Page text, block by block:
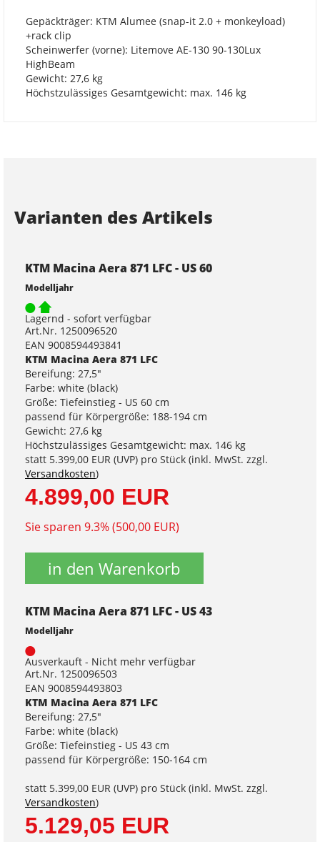
Gepäckträger: KTM Alumee (snap-it 2.0 + monkeyload)
+rack clip
Scheinwerfer (vorne): Litemove AE-130 90-130Lux
HighBeam
Gewicht: 27,6 kg
Höchstzulässiges Gesamtgewicht: max. 146 kg
Varianten des Artikels
KTM Macina Aera 871 LFC - US 60
Modelljahr
Lagernd - sofort verfügbar
Art.Nr. 1250096520
EAN 9008594493841
KTM Macina Aera 871 LFC
Bereifung: 27,5"
Farbe: white (black)
Größe: Tiefeinstieg - US 60 cm
passend für Körpergröße: 188-194 cm
Gewicht: 27,6 kg
Höchstzulässiges Gesamtgewicht: max. 146 kg
statt 5.399,00 EUR (UVP) pro Stück (inkl. MwSt. zzgl.
Versandkosten)
4.899,00 EUR
Sie sparen 9.3% (500,00 EUR)
in den Warenkorb
KTM Macina Aera 871 LFC - US 43
Modelljahr
Ausverkauft - Nicht mehr verfügbar
Art.Nr. 1250096503
EAN 9008594493803
KTM Macina Aera 871 LFC
Bereifung: 27,5"
Farbe: white (black)
Größe: Tiefeinstieg - US 43 cm
passend für Körpergröße: 150-164 cm
statt 5.399,00 EUR (UVP) pro Stück (inkl. MwSt. zzgl.
Versandkosten)
5.129,05 EUR